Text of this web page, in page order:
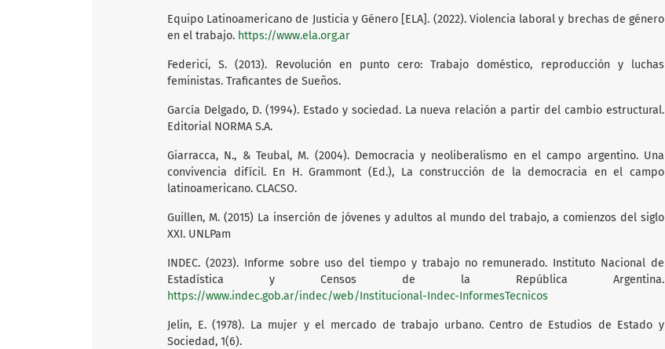
Equipo Latinoamericano de Justicia y Género [ELA]. (2022). Violencia laboral y brechas de género
en el trabajo. https://www.ela.org.ar
Federici, S. (2013). Revolución en punto cero: Trabajo doméstico, reproducción y luchas
feministas. Traficantes de Sueños.
García Delgado, D. (1994). Estado y sociedad. La nueva relación a partir del cambio estructural.
Editorial NORMA S.A.
Giarracca, N., & Teubal, M. (2004). Democracia y neoliberalismo en el campo argentino. Una
convivencia difícil. En H. Grammont (Ed.), La construcción de la democracia en el campo
latinoamericano. CLACSO.
Guillen, M. (2015) La inserción de jóvenes y adultos al mundo del trabajo, a comienzos del siglo
XXI. UNLPam
INDEC. (2023). Informe sobre uso del tiempo y trabajo no remunerado. Instituto Nacional de
Estadística y Censos de la República Argentina.
https://www.indec.gob.ar/indec/web/Institucional-Indec-InformesTecnicos
Jelin, E. (1978). La mujer y el mercado de trabajo urbano. Centro de Estudios de Estado y
Sociedad, 1(6).